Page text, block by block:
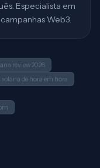
Especialista em
Web3.
review 2026
de hora em hora